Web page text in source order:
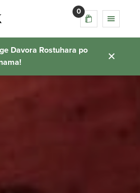
0
Davora Rostuhara po